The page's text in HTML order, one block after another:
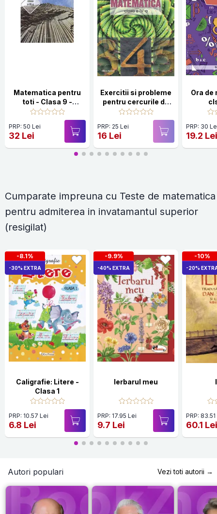
Matematica pentru
toti - Clasa 9 -
Stiintele naturii,
filiera tehnologica
PRP: 50 Lei
32 Lei
Exercitii si probleme
pentru cercurile de
matematica - Clasa
PRP: 25 Lei
16 Lei
Ora
PRP: 30
19.2
Cumparate impreuna cu Teste de matematica
pentru admiterea in invatamantul superior
(resigilat)
-8.1%
-30% EXTRA
Caligrafie: Litere -
Clasa 1
PRP: 10.57 Lei
6.8 Lei
-9.9%
-40% EXTRA
Ierbarul meu
PRP: 17.95 Lei
9.7 Lei
-10%
-20%
PRP:
60.1
Autori populari Vezi toti autorii →